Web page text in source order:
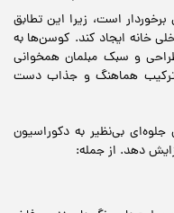
است، زیرا این تطابق
خانه ایجاد کند. کوسن‌ها به
و سبک مبلمان همخوانی
ترکیب هماهنگ و جذاب دست
بی‌نظیر به دکوراسیون
دهد. از جمله: